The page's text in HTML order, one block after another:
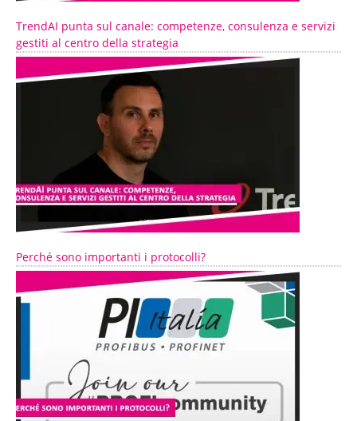
TrendAI punta sul canale: competenze, consulenza e servizi
gestiti al centro della strategia
Perché sono importanti i protocolli?